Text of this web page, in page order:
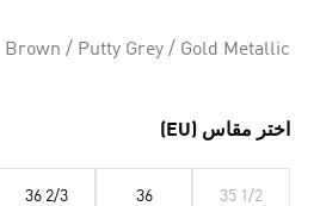
Brown / Putty Grey / Gold Metallic
اختر مقاس (EU)
35 1/2
36
36 2/3